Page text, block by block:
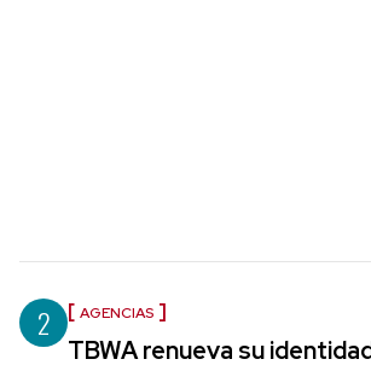
2 AGENCIAS
TBWA renueva su